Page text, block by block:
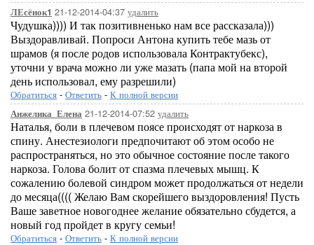
ЛЕсёнок1 21-12-2014-04:37 удалить
Чудушка)))) И так позитивненько нам все рассказала)))
Выздоравливай. Попроси Антона купить тебе мазь от
шрамов (я после родов использовала Контрактубекс),
уточни у врача можно ли уже мазать (папа мой на второй
день использовал, ему разрешили)
Обратиться - Ответить - К полной версии
Анжелика_Елена 21-12-2014-07:52 удалить
Наталья, боли в плечевом поясе происходят от наркоза в
спину. Анестезиологи предпочитают об этом особо не
распространяться, но это обычное состояние после такого
наркоза. Голова болит от спазма плечевых мышц. К
сожалению болевой синдром может продолжаться от недели
до месяца(((( Желаю Вам скорейшего выздоровления! Пусть
Ваше заветное новогоднее желание обязательно сбудется, а
новый год пройдет в кругу семьи!
Обратиться - Ответить - К полной версии